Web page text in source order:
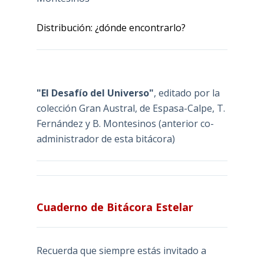
Distribución: ¿dónde encontrarlo?
"El Desafío del Universo", editado por la
colección Gran Austral, de Espasa-Calpe, T.
Fernández y B. Montesinos (anterior co-
administrador de esta bitácora)
Cuaderno de Bitácora Estelar
Recuerda que siempre estás invitado a